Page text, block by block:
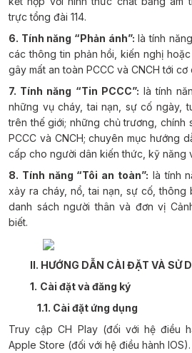
trực tổng đài 114.
6. Tính năng “Phản ánh”: là tính
các thông tin phản hồi, kiến nghị
gây mất an toàn PCCC và CNCH tới
7. Tính năng “Tin PCCC”: là tính
những vụ cháy, tai nạn, sự cố ngày,
trên thế giới; những chủ trương, chính
PCCC và CNCH; chuyên mục hướng
cấp cho người dân kiến thức, kỹ năng
8. Tính năng “Tôi an toàn”: là tính
xảy ra cháy, nổ, tai nạn, sự cố,
danh sách người thân và đơn vị
biết.
II. HƯỚNG DẪN CÀI ĐẶT VÀ SỬ
1. Cài đặt và đăng ký
1.1. Cài đặt ứng dụng
Truy cập CH Play (đối với hệ điều
Apple Store (đối với hệ điều hành